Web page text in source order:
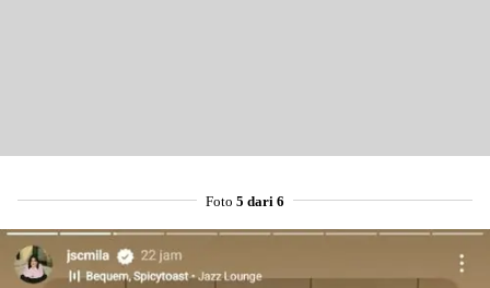
Foto 5 dari 6
Pinterest